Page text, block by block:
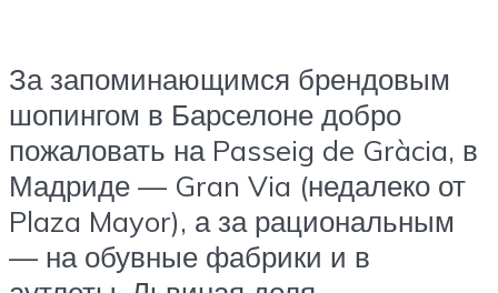
За запоминающимся брендовым
шопингом в Барселоне добро
пожаловать на Passeig de Gràcia, в
Мадриде — Gran Via (недалеко от
Plaza Mayor), а за рациональным
— на обувные фабрики и в